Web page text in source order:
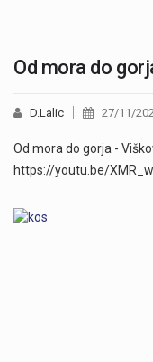
Od mora do
D.Lalic 27/11/
Od mora do gorja -
https://youtu.be/